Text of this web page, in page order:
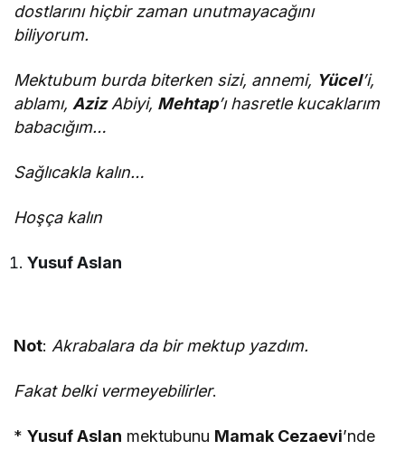
dostlarını hiçbir zaman unutmayacağını
biliyorum.
Mektubum burda biterken sizi, annemi, Yücel’i,
ablamı, AzizAbiyi, Mehtap’ı hasretle kucaklarım
babacığım…
Sağlıcakla kalın…
Hoşça kalın
Yusuf Aslan
Not: Akrabalara da bir mektup yazdım.
Fakat belki vermeyebilirler.
*Yusuf Aslan mektubunu Mamak Cezaevi’nde